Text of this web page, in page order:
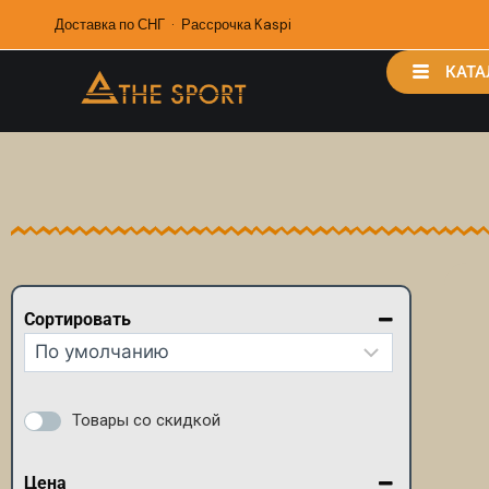
Доставка по СНГ · Рассрочка Kaspi
Сортировать
Сортировка товаров
Товары со скидкой
Цена